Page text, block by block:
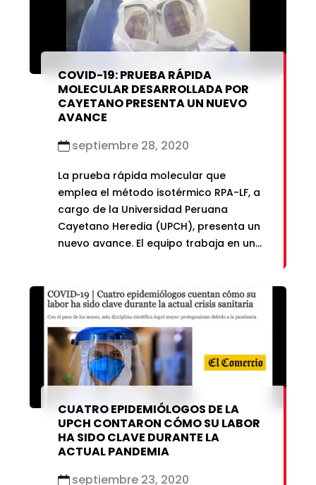
marzo 2021
febrero 2021
enero 2021
enero 2019
COVID-19: PRUEBA RÁPIDA
MOLECULAR DESARROLLADA POR
CAYETANO PRESENTA UN NUEVO
AVANCE
septiembre 28, 2020
La prueba rápida molecular que
emplea el método isotérmico RPA-LF, a
cargo de la Universidad Peruana
Cayetano Heredia (UPCH), presenta un
nuevo avance. El equipo trabaja en una
evaluación que ha tenido resultados
positivos en el diagnóstico de COVID-
19.
CUATRO EPIDEMIÓLOGOS DE LA
UPCH CONTARON CÓMO SU LABOR
HA SIDO CLAVE DURANTE LA
ACTUAL PANDEMIA
septiembre 23, 2020